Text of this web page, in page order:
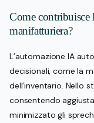
Come contribuisce
manifatturiera?
L’automazione IA
decisionali, come la
dell’inventario. Nello
consentendo
minimizzato gli